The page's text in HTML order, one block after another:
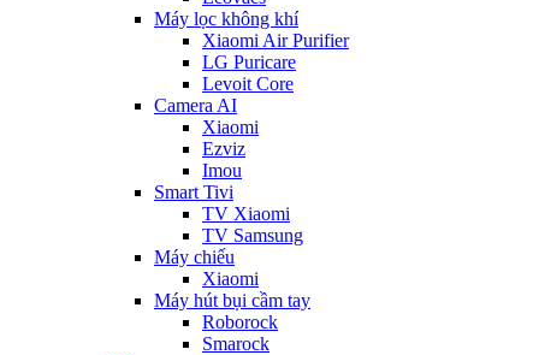
Máy lọc không khí
Xiaomi Air Purifier
LG Puricare
Levoit Core
Camera AI
Xiaomi
Ezviz
Imou
Smart Tivi
TV Xiaomi
TV Samsung
Máy chiếu
Xiaomi
Máy hút bụi cầm tay
Roborock
Smarock